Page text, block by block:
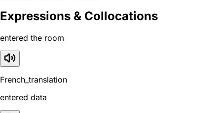
Expressions & Collocations
entered the room
French_translation
entered data